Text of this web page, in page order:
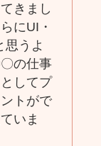
きまし
にUI・
思うよ
の仕事
してプ
トがで
いま